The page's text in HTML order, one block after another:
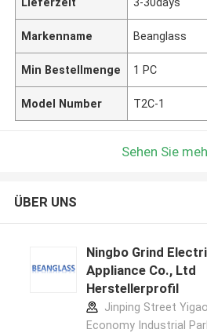
Markenname Beanglass
Min Bestellmenge 1 PC
Model Number T2C-1
Sehen Sie
ÜBER UNS
Ningbo Grind
Appliance Co., Ltd
Herstellerprofil
Jinping Street
Economy Industrial